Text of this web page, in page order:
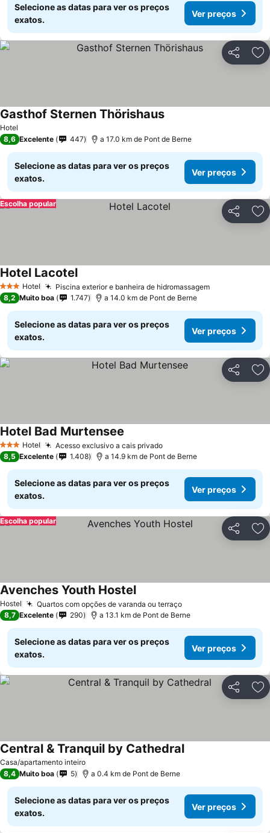
Selecione as datas para ver os preços
exatos.
Ver preços
Partilhar
Hotel
Gasthof Sternen Thörishaus
8,6 Excelente 447 a 17.0 km de Pont de Berne
Selecione as datas para ver os preços
exatos.
Ver preços
Partilhar
Escolha popular
3 EstrelasHotel Piscina exterior e banheira de hidromassagem
Hotel Lacotel
8,2 Muito boa 1.747 a 14.0 km de Pont de Berne
Selecione as datas para ver os preços
exatos.
Ver preços
Partilhar
3 EstrelasHotel Acesso exclusivo a cais privado
Hotel Bad Murtensee
8,5 Excelente 1.408 a 14.9 km de Pont de Berne
Selecione as datas para ver os preços
exatos.
Ver preços
Partilhar
Escolha popular
Hostel Quartos com opções de varanda ou terraço
Avenches Youth Hostel
8,7 Excelente 290 a 13.1 km de Pont de Berne
Selecione as datas para ver os preços
exatos.
Ver preços
Partilhar
Casa/apartamento inteiro
Central & Tranquil by Cathedral
8,4 Muito boa 5 a 0.4 km de Pont de Berne
Selecione as datas para ver os preços
exatos.
Ver preços